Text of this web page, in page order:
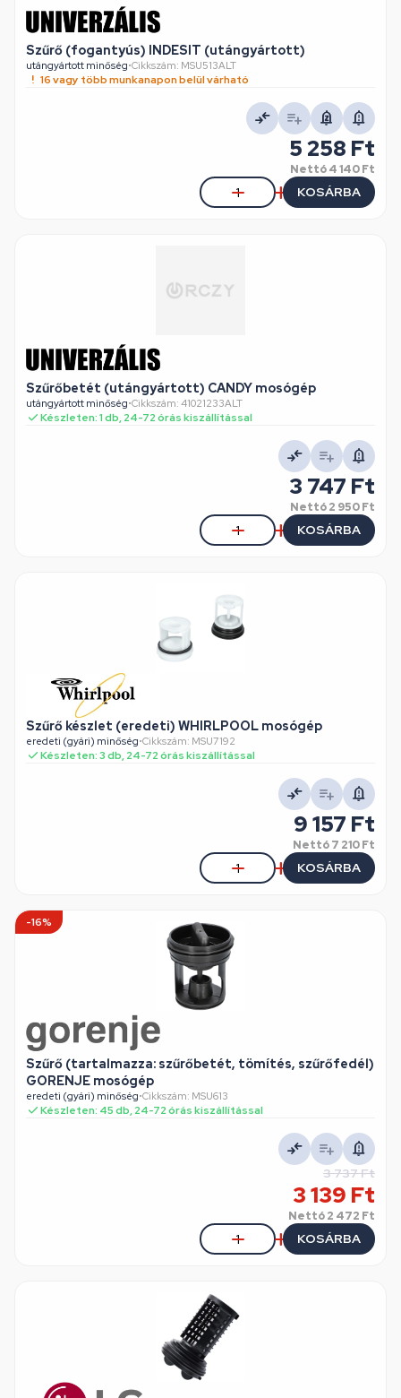
Szűrő (fogantyús) INDESIT (utángyártott)
utángyártott minőség•Cikkszám: MSU513ALT
16 vagy több munkanapon belül várható
5 258 Ft
Nettó4 140 Ft
KOSÁRBA
Szűrőbetét (utángyártott) CANDY mosógép
utángyártott minőség•Cikkszám: 41021233ALT
Készleten: 1 db, 24-72 órás kiszállítással
3 747 Ft
Nettó2 950 Ft
KOSÁRBA
Szűrő készlet (eredeti) WHIRLPOOL mosógép
eredeti (gyári) minőség•Cikkszám: MSU7192
Készleten: 3 db, 24-72 órás kiszállítással
9 157 Ft
Nettó7 210 Ft
KOSÁRBA
-16%
Szűrő (tartalmazza: szűrőbetét, tömítés, szűrőfedél)
GORENJE mosógép
eredeti (gyári) minőség•Cikkszám: MSU613
Készleten: 45 db, 24-72 órás kiszállítással
3 737 Ft
3 139 Ft
Nettó2 472 Ft
KOSÁRBA